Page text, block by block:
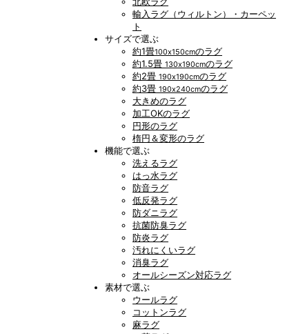
輸入ラグ（ウィルトン）・カーペッ
ト
サイズで選ぶ
約1畳100x150cmのラグ
約1.5畳 130x190cmのラグ
約2畳 190x190cmのラグ
約3畳 190x240cmのラグ
大きめのラグ
加工OKのラグ
円形のラグ
楕円＆変形のラグ
機能で選ぶ
洗えるラグ
はっ水ラグ
防音ラグ
低反発ラグ
防ダニラグ
抗菌防臭ラグ
防炎ラグ
汚れにくいラグ
消臭ラグ
オールシーズン対応ラグ
素材で選ぶ
ウールラグ
コットンラグ
麻ラグ